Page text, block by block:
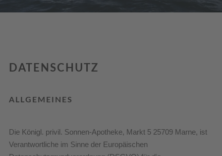
DATENSCHUTZ
ALLGEMEINES
Die Königl. privil. Sonnen-Apotheke, Markt 5 25709 Marne, ist
Verantwortliche im Sinne der Europäischen